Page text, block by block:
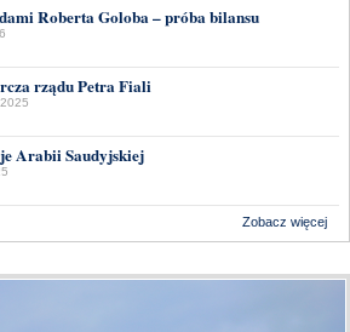
Roberta Goloba – próba bilansu
rządu Petra Fiali
Arabii Saudyjskiej
Zobacz więcej